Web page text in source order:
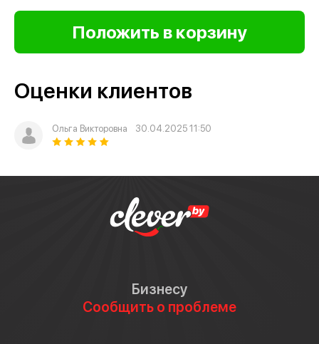
Оценки клиентов
Ольга Викторовна 30.04.2025 11:50
Бизнесу
Сообщить о проблеме